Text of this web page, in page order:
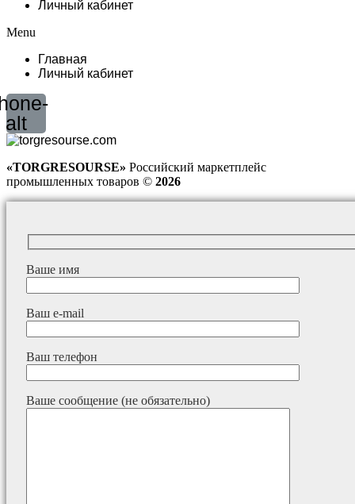
Личный кабинет
Menu
Главная
Личный кабинет
alt
«TORGRESOURSE» Российский маркетплейс
промышленных товаров © 2026
Ваше имя
Ваш e-mail
Ваш телефон
Ваше сообщение (не обязательно)